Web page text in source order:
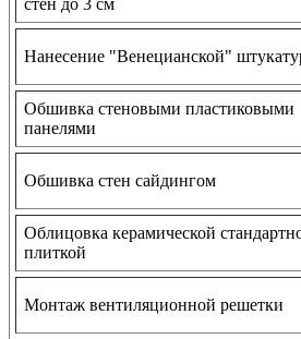
стен до 3 см
Нанесение "Венецианской"
Обшивка стеновыми пластиковыми
панелями
Обшивка стен сайдингом
Облицовка керамической
плиткой
Монтаж вентиляционной решетки